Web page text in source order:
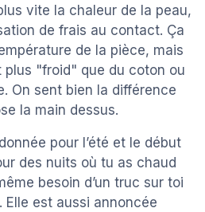
vite la chaleur de la peau,
de frais au contact. Ça
de la pièce, mais
plus "froid" que du coton ou
On sent bien la différence
la main dessus.
pour l’été et le début
des nuits où tu as chaud
besoin d’un truc sur toi
est aussi annoncée